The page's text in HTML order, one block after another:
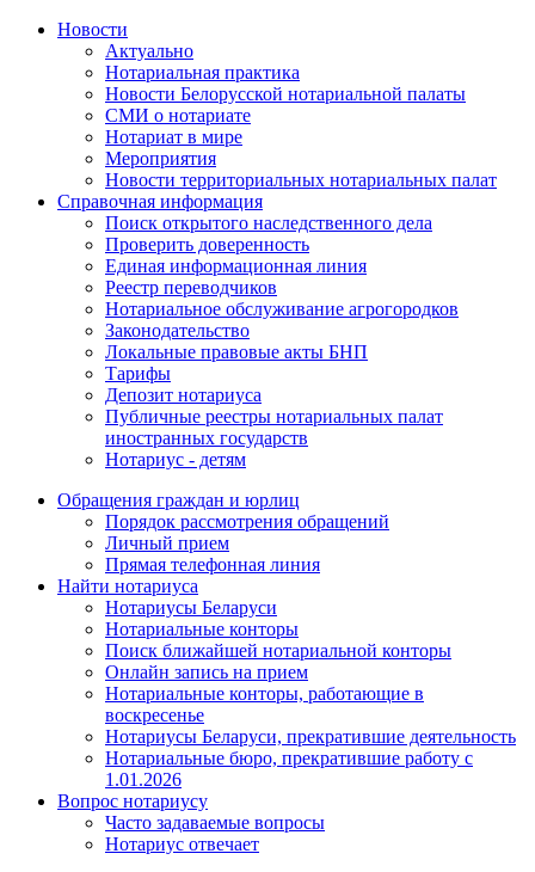
Новости
Актуально
Нотариальная практика
Новости Белорусской нотариальной палаты
СМИ о нотариате
Нотариат в мире
Мероприятия
Новости территориальных нотариальных палат
Справочная информация
Поиск открытого наследственного дела
Проверить доверенность
Единая информационная линия
Реестр переводчиков
Нотариальное обслуживание агрогородков
Законодательство
Локальные правовые акты БНП
Тарифы
Депозит нотариуса
Публичные реестры нотариальных палат
иностранных государств
Нотариус - детям
Обращения граждан и юрлиц
Порядок рассмотрения обращений
Личный прием
Прямая телефонная линия
Найти нотариуса
Нотариусы Беларуси
Нотариальные конторы
Поиск ближайшей нотариальной конторы
Онлайн запись на прием
Нотариальные конторы, работающие в
воскресенье
Нотариусы Беларуси, прекратившие деятельность
Нотариальные бюро, прекратившие работу с
1.01.2026
Вопрос нотариусу
Часто задаваемые вопросы
Нотариус отвечает